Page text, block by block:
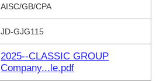
AISC/GB/CPA
JD-GJG115
2025--CLASSIC GROUP
Company...le.pdf